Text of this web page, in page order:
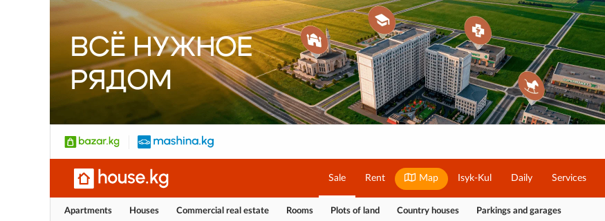
Sale Rent Map Isyk-Kul Daily Services
Apartments Houses Commercial real estate Rooms Plots of land Country houses Parkings and garages